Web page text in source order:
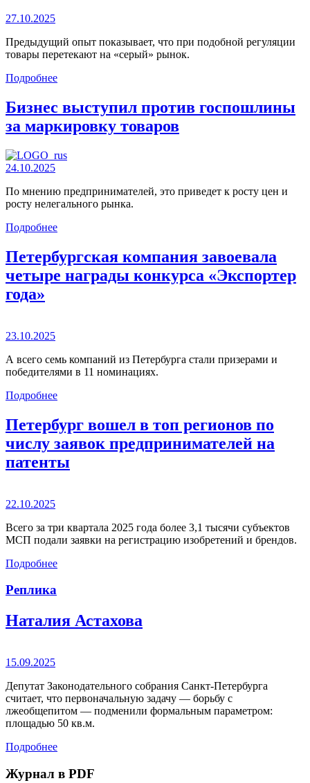
27.10.2025
Предыдущий опыт показывает, что при подобной регуляции
товары перетекают на «серый» рынок.
Подробнее
Бизнес выступил против госпошлины
за маркировку товаров
24.10.2025
По мнению предпринимателей, это приведет к росту цен и
росту нелегального рынка.
Подробнее
Петербургская компания завоевала
четыре награды конкурса «Экспортер
года»
23.10.2025
А всего семь компаний из Петербурга стали призерами и
победителями в 11 номинациях.
Подробнее
Петербург вошел в топ регионов по
числу заявок предпринимателей на
патенты
22.10.2025
Всего за три квартала 2025 года более 3,1 тысячи субъектов
МСП подали заявки на регистрацию изобретений и брендов.
Подробнее
Реплика
Наталия Астахова
15.09.2025
Депутат Законодательного собрания Санкт-Петербурга
считает, что первоначальную задачу — борьбу с
лжеобщепитом — подменили формальным параметром:
площадью 50 кв.м.
Подробнее
Журнал в PDF